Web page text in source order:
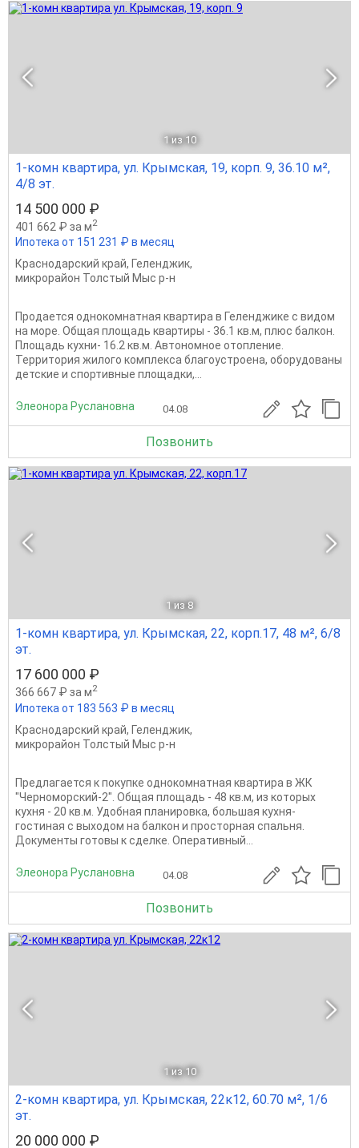
1 из 10
1-комн квартира, ул. Крымская, 19, корп. 9, 36.10 м²,
4/8 эт.
14 500 000 ₽
401 662 ₽ за м2
Ипотека от 151 231 ₽ в месяц
Краснодарский край, Геленджик,
микрорайон Толстый Мыс р-н
Продается однокомнатная квартира в Геленджике с видом
на море. Общая площадь квартиры - 36.1 кв.м, плюс балкон.
Площадь кухни- 16.2 кв.м. Автономное отопление.
Территория жилого комплекса благоустроена, оборудованы
детские и спортивные площадки,...
Элеонора Руслановна 04.08
Позвонить
1 из 8
1-комн квартира, ул. Крымская, 22, корп.17, 48 м², 6/8
эт.
17 600 000 ₽
366 667 ₽ за м2
Ипотека от 183 563 ₽ в месяц
Краснодарский край, Геленджик,
микрорайон Толстый Мыс р-н
Предлагается к покупке однокомнатная квартира в ЖК
"Черноморский-2". Общая площадь - 48 кв.м, из которых
кухня - 20 кв.м. Удобная планировка, большая кухня-
гостиная с выходом на балкон и просторная спальня.
Документы готовы к сделке. Оперативный...
Элеонора Руслановна 04.08
Позвонить
1 из 10
2-комн квартира, ул. Крымская, 22к12, 60.70 м², 1/6
эт.
20 000 000 ₽